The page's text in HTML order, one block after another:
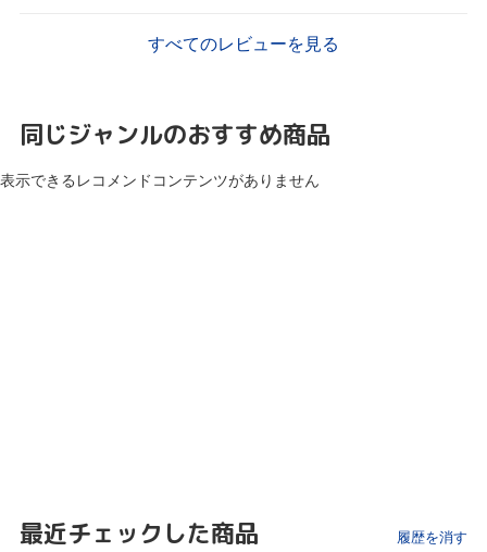
すべてのレビューを見る
同じジャンルのおすすめ商品
表示できるレコメンドコンテンツがありません
最近チェックした商品 履歴を消す